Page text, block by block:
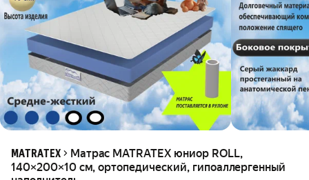
MATRATEX
Матрас MATRATEX юниор ROLL,
140×200×10 см, ортопедический, гипоаллергенный